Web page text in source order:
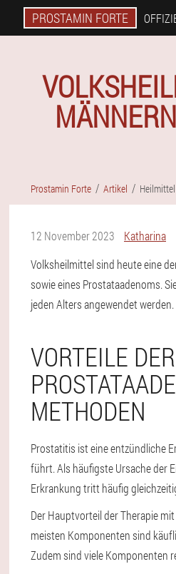
PROSTAMIN FORTE
Prostamin Forte Artikel
12 November 2023
Katharina
Volksheilmittel sind heute eine
sowie eines Prostataadenoms.
jeden Alters angewendet werden.
VORTEILE
METHODEN
Prostatitis ist eine entzündliche
führt. Als häufigste Ursache der
Erkrankung tritt häufig
Der Hauptvorteil der Therapie
meisten Komponenten sind
Zudem sind viele Komponenten